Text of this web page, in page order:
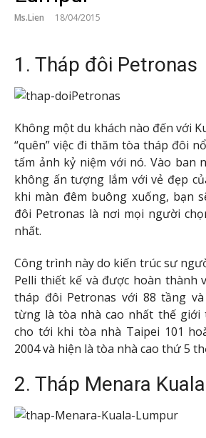
Ms.Lien 18/04/2015
1. Tháp đôi Petronas
Không một du khách nào đến với
“quên” việc đi thăm tòa tháp đôi
tấm ảnh kỷ niệm với nó. Vào ban
không ấn tượng lắm với vẻ đẹp
khi màn đêm buông xuống, bạn
đôi Petronas là nơi mọi người
nhất.
Công trình này do kiến trúc sư
Pelli thiết kế và được hoàn thành
tháp đôi Petronas với 88 tầng
từng là tòa nhà cao nhất thế giới
cho tới khi tòa nhà Taipei 101
2004 và hiện là tòa nhà cao thứ 5
2. Tháp Menara